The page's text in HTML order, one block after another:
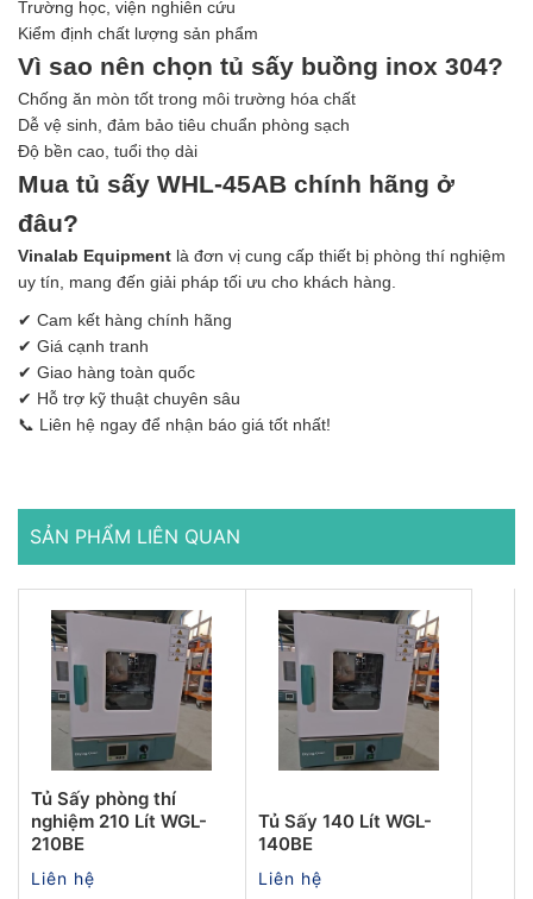
Trường học, viện nghiên cứu
Kiểm định chất lượng sản phẩm
Vì sao nên chọn tủ sấy buồng inox 304?
Chống ăn mòn tốt trong môi trường hóa chất
Dễ vệ sinh, đảm bảo tiêu chuẩn phòng sạch
Độ bền cao, tuổi thọ dài
Mua tủ sấy WHL-45AB chính hãng ở
đâu?
Vinalab Equipment là đơn vị cung cấp thiết bị phòng thí nghiệm
uy tín, mang đến giải pháp tối ưu cho khách hàng.
✔ Cam kết hàng chính hãng
✔ Giá cạnh tranh
✔ Giao hàng toàn quốc
✔ Hỗ trợ kỹ thuật chuyên sâu
📞 Liên hệ ngay để nhận báo giá tốt nhất!
SẢN PHẨM LIÊN QUAN
Tủ Sấy phòng thí
nghiệm 210 Lít WGL-
210BE
Liên hệ
Tủ Sấy 140 Lít WGL-
140BE
Liên hệ